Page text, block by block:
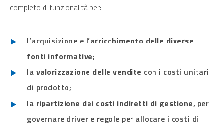
completo di funzionalità per:
l’acquisizione e l’arricchimento delle diverse
fonti informative;
la valorizzazione delle vendite con i costi unitari
di prodotto;
la ripartizione dei costi indiretti di gestione, per
governare driver e regole per allocare i costi di